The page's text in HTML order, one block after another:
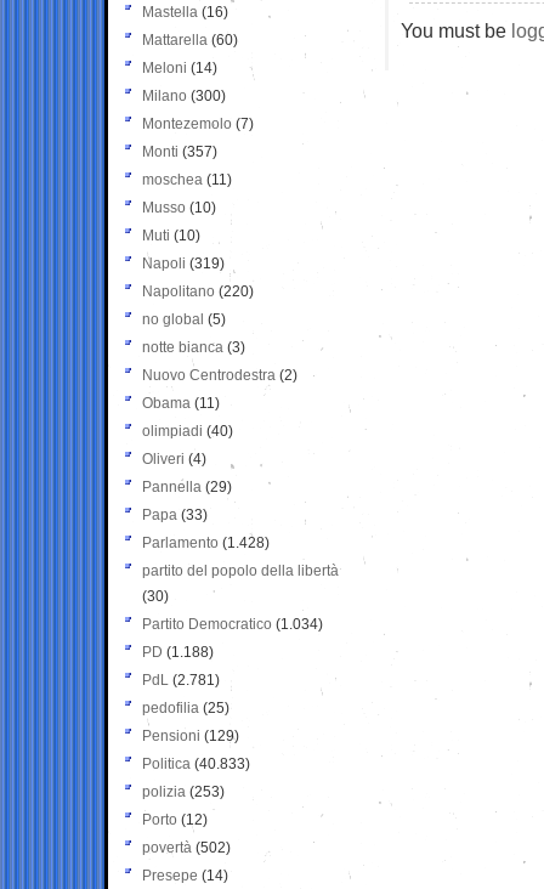
You must be
Mastella (16)
Mattarella (60)
Meloni (14)
Milano (300)
Montezemolo (7)
Monti (357)
moschea (11)
Musso (10)
Muti (10)
Napoli (319)
Napolitano (220)
no global (5)
notte bianca (3)
Nuovo Centrodestra (2)
Obama (11)
olimpiadi (40)
Oliveri (4)
Pannella (29)
Papa (33)
Parlamento (1.428)
partito del popolo della libertà
(30)
Partito Democratico (1.034)
PD (1.188)
PdL (2.781)
pedofilia (25)
Pensioni (129)
Politica (40.833)
polizia (253)
Porto (12)
povertà (502)
Presepe (14)